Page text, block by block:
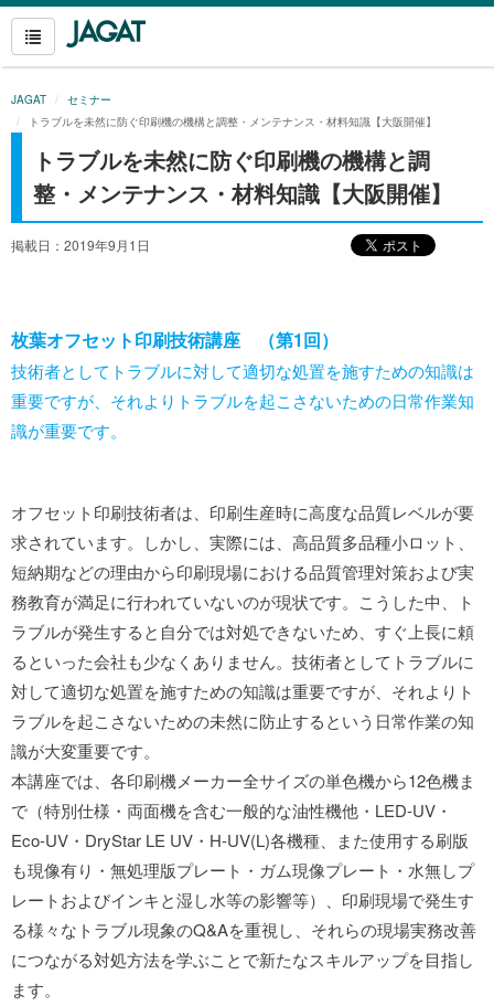
JAGAT
セミナー
トラブルを未然に防ぐ印刷機の機構と調整・メンテナンス・材料知識【大阪開催】
トラブルを未然に防ぐ印刷機の機構と調
整・メンテナンス・材料知識【大阪開催】
掲載日：2019年9月1日
枚葉オフセット印刷技術講座 （第1回）
技術者としてトラブルに対して適切な処置を施すための知識は
重要ですが、それよりトラブルを起こさないための日常作業知
識が重要です。
オフセット印刷技術者は、印刷生産時に高度な品質レベルが要
求されています。しかし、実際には、高品質多品種小ロット、
短納期などの理由から印刷現場における品質管理対策および実
務教育が満足に行われていないのが現状です。こうした中、ト
ラブルが発生すると自分では対処できないため、すぐ上長に頼
るといった会社も少なくありません。技術者としてトラブルに
対して適切な処置を施すための知識は重要ですが、それよりト
ラブルを起こさないための未然に防止するという日常作業の知
識が大変重要です。
本講座では、各印刷機メーカー全サイズの単色機から12色機ま
で（特別仕様・両面機を含む一般的な油性機他・LED-UV・
Eco-UV・DryStar LE UV・H-UV(L)各機種、また使用する刷版
も現像有り・無処理版プレート・ガム現像プレート・水無しプ
レートおよびインキと湿し水等の影響等）、印刷現場で発生す
る様々なトラブル現象のQ&Aを重視し、それらの現場実務改善
につながる対処方法を学ぶことで新たなスキルアップを目指し
ます。